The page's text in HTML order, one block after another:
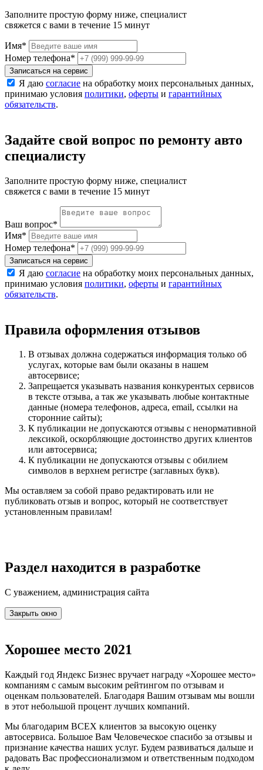
Заполните простую форму ниже, специалист
свяжется с вами в течение 15 минут
Имя*
Номер телефона*
Записаться на сервис
Я даю согласие на обработку моих персональных данных,
принимаю условия политики, оферты и гарантийных
обязательств.
Задайте свой вопрос по ремонту авто
специалисту
Заполните простую форму ниже, специалист
свяжется с вами в течение 15 минут
Ваш вопрос*
Имя*
Номер телефона*
Записаться на сервис
Я даю согласие на обработку моих персональных данных,
принимаю условия политики, оферты и гарантийных
обязательств.
Правила оформления отзывов
В отзывах должна содержаться информация только об
услугах, которые вам были оказаны в нашем
автосервисе;
Запрещается указывать названия конкурентых сервисов
в тексте отзыва, а так же указывать любые контактные
данные (номера телефонов, адреса, email, ссылки на
сторонние сайты);
К публикации не допускаются отзывы с ненормативной
лексикой, оскорбляющие достоинство других клиентов
или автосервиса;
К публикации не допускаются отзывы с обилием
символов в верхнем регистре (заглавных букв).
Мы оставляем за собой право редактировать или не
публиковать отзыв и вопрос, который не соответствует
установленным правилам!
Раздел находится в разработке
С уважением, администрация сайта
Закрыть окно
Хорошее место 2021
Каждый год Яндекс Бизнес вручает награду «Хорошее место»
компаниям с самым высоким рейтингом по отзывам и
оценкам пользователей. Благодаря Вашим отзывам мы вошли
в этот небольшой процент лучших компаний.
Мы благодарим ВСЕХ клиентов за высокую оценку
автосервиса. Большое Вам Человеческое спасибо за отзывы и
признание качества наших услуг. Будем развиваться дальше и
радовать Вас профессионализмом и ответственным подходом